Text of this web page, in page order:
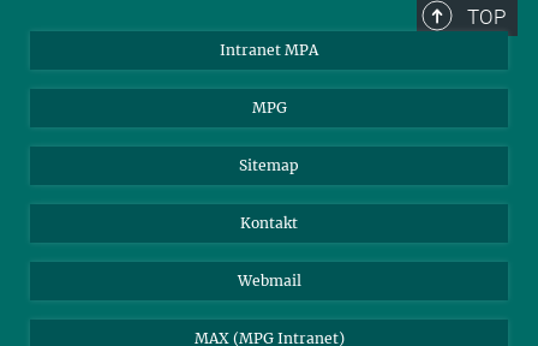
TOP
Intranet MPA
MPG
Sitemap
Kontakt
Webmail
MAX (MPG Intranet)